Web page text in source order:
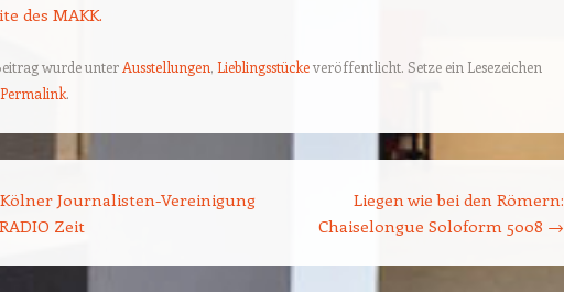
des MAKK.
wurde unter Ausstellungen, Lieblingsstückeveröffentlicht. Setze ein Lesezeichen
Permalink.
Journalisten-Vereinigung
Zeit
Liegen wie bei den Römern:
Chaiselongue Soloform 5008 →